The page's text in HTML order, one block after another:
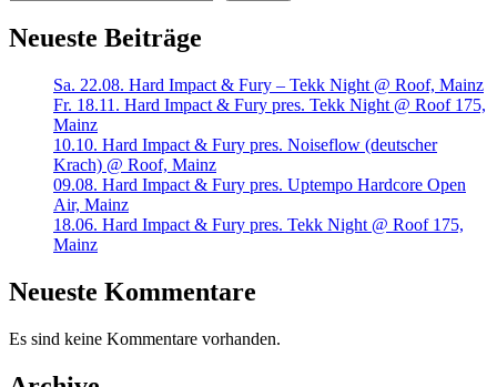
Neueste Beiträge
Sa. 22.08. Hard Impact & Fury – Tekk Night @ Roof, Mainz
Fr. 18.11. Hard Impact & Fury pres. Tekk Night @ Roof 175,
Mainz
10.10. Hard Impact & Fury pres. Noiseflow (deutscher
Krach) @ Roof, Mainz
09.08. Hard Impact & Fury pres. Uptempo Hardcore Open
Air, Mainz
18.06. Hard Impact & Fury pres. Tekk Night @ Roof 175,
Mainz
Neueste Kommentare
Es sind keine Kommentare vorhanden.